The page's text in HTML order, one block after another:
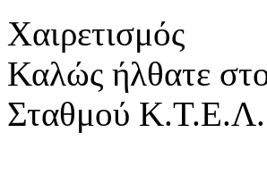
Χαιρετισμός
Καλώς ήλθατε
Σταθμού